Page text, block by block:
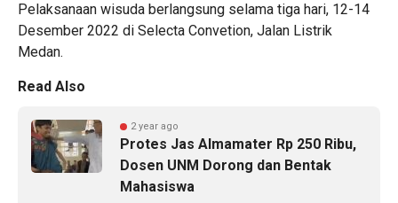
Pelaksanaan wisuda berlangsung selama tiga hari, 12-14
Desember 2022 di Selecta Convetion, Jalan Listrik
Medan.
Read Also
2 year ago
Protes Jas Almamater Rp 250 Ribu,
Dosen UNM Dorong dan Bentak
Mahasiswa